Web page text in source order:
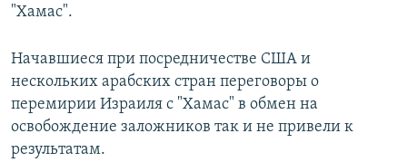
"Хамас".
Начавшиеся при посредничестве США и
нескольких арабских стран переговоры о
перемирии Израиля с "Хамас" в обмен на
освобождение заложников так и не привели к
результатам.